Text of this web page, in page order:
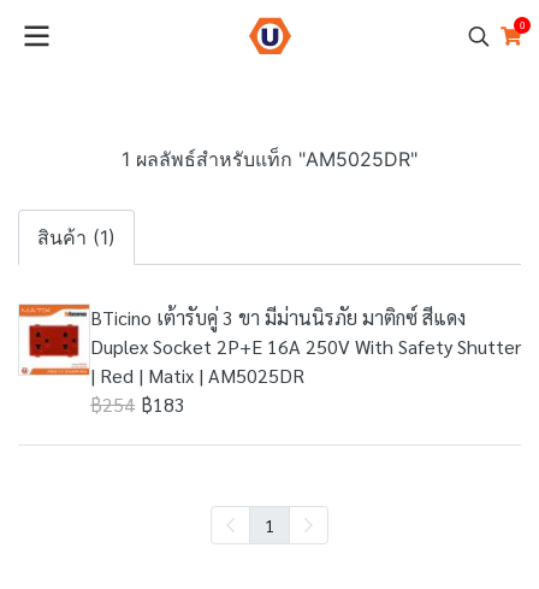
0
1 ผลลัพธ์สำหรับแท็ก "AM5025DR"
สินค้า (1)
BTicino เต้ารับคู่ 3 ขา มีม่านนิรภัย มาติกซ์ สีแดง
Duplex Socket 2P+E 16A 250V With Safety Shutter
| Red | Matix | AM5025DR
฿254 ฿183
1